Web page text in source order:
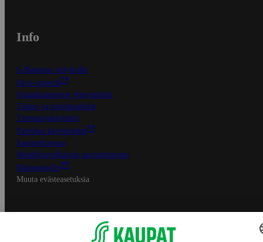
Info
S-Business yrityksille
Oiva-raportit
Osuuskauppojen yhteystiedot
Tilaus- ja toimitusehdot
Tietosuojakäytäntö
Palvelun käyttöehdot
Saavutettavuus
Mobiilisovelluksen saavutettavuus
Mainostajalle
Muuta evästeasetuksia
S-ryhmän palvelut